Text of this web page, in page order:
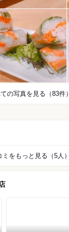
の写真を見る（83件）
ミをもっと見る（5人）